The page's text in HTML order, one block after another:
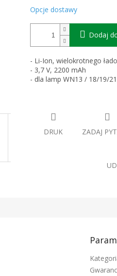
Opcje dostawy
Dodaj
- Li-Ion, wielokrotnego
- 3,7 V, 2200 mAh
- dla lamp WN13 / 18/19/
DRUK ZADAJ